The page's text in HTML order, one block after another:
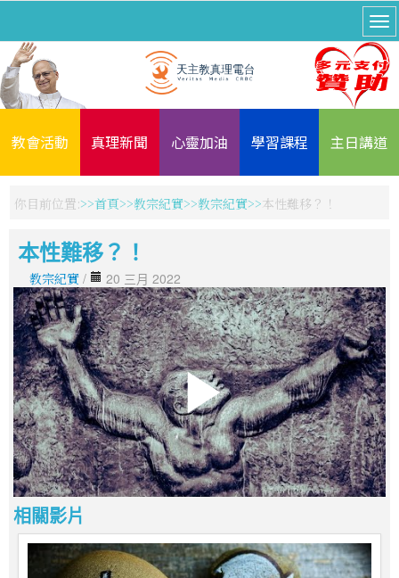
教會活動 真理新聞 心靈加油 學習課程 主日講道
你目前位置: 首頁 教宗紀實 教宗紀實 本性難移？！
本性難移？！
教宗紀實 / 20 三月 2022
相關影片